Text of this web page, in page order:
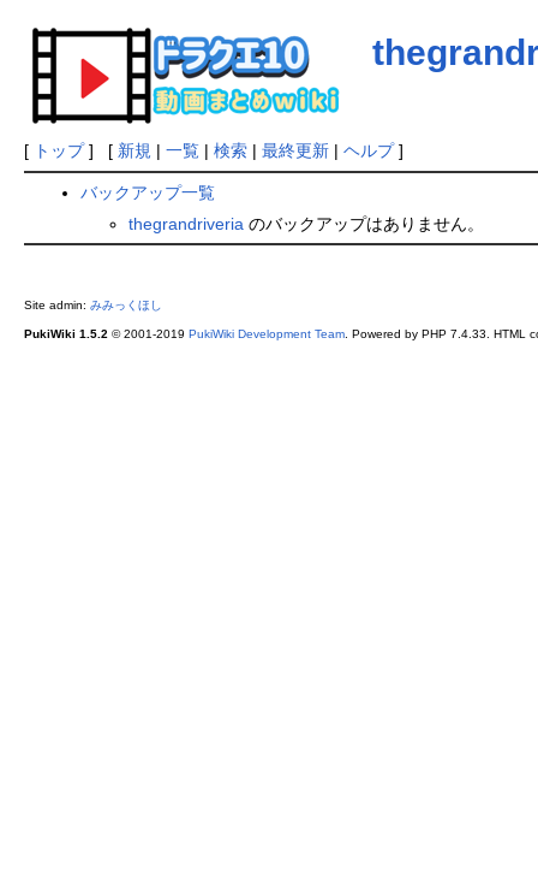
[ トップ] [ 新規 | 一覧| 検索| 最終更新| ヘルプ]
バックアップ一覧
thegrandriveria のバックアップはありません。
Site admin: みみっくほし
PukiWiki 1.5.2 © 2001-2019 PukiWiki Development Team. Powered by PHP 7.4.33. HTML